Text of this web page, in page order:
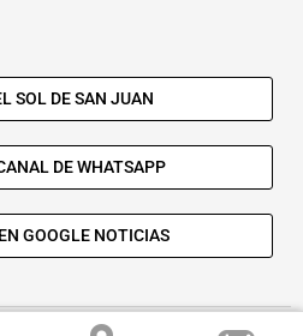
SOL DE SAN JUAN
DE WHATSAPP
GOOGLE NOTICIAS